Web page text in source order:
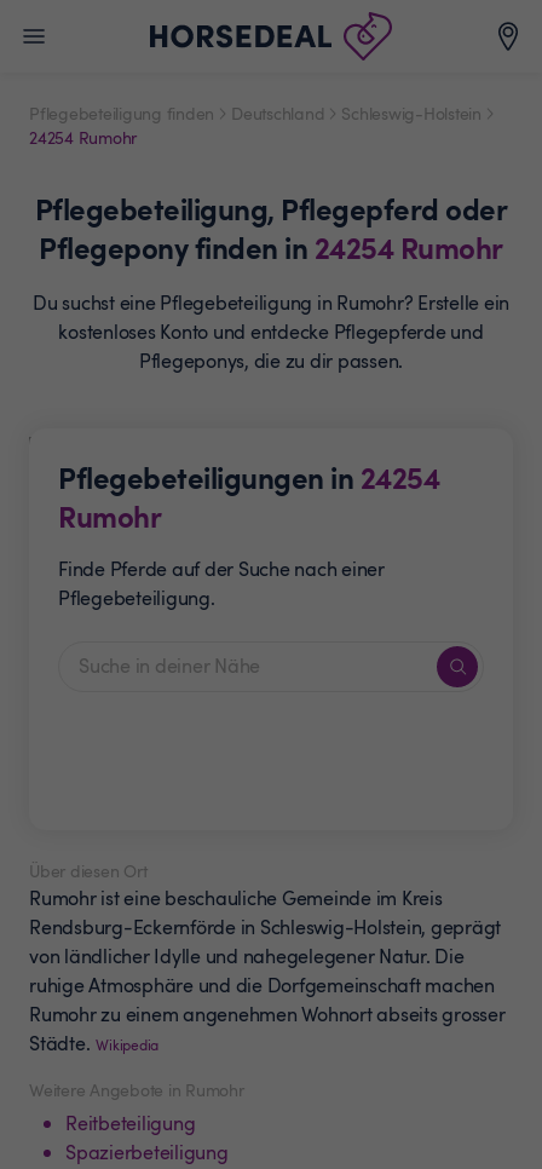
Pflegebeteiligung finden Deutschland
Schleswig-Holstein
24254 Rumohr
Pflegebeteiligung, Pflegepferd oder
Pflegeponyfinden in 24254 Rumohr
Du suchst eine Pflegebeteiligung in Rumohr? Erstelle ein
kostenloses Konto und entdecke Pflegepferde und
Pflegeponys, die zu dir passen.
Pflegebeteiligungen in 24254
Rumohr
Finde Pferde auf der Suche nach einer
Pflegebeteiligung.
Weitere Angebote in Rumohr
Reitbeteiligung
Spazierbeteiligung
Über diesen Ort
Rumohr ist eine beschauliche Gemeinde im Kreis
Rendsburg-Eckernförde in Schleswig-Holstein, geprägt
von ländlicher Idylle und nahegelegener Natur. Die
ruhige Atmosphäre und die Dorfgemeinschaft machen
Rumohr zu einem angenehmen Wohnort abseits grosser
Städte. Wikipedia